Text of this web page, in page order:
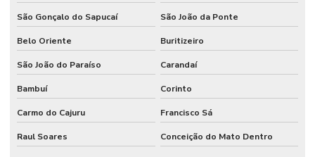
São Gonçalo do Sapucaí São João da Ponte
Belo Oriente Buritizeiro
São João do Paraíso Carandaí
Bambuí Corinto
Carmo do Cajuru Francisco Sá
Raul Soares Conceição do Mato Dentro